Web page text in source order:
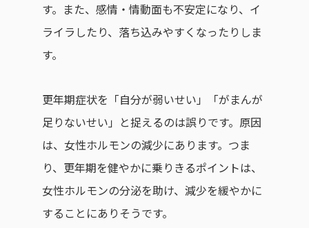
す。また、感情・情動面も不安定になり、イ
ライラしたり、落ち込みやすくなったりしま
す。
更年期症状を「自分が弱いせい」「がまんが
足りないせい」と捉えるのは誤りです。原因
は、女性ホルモンの減少にあります。つま
り、更年期を健やかに乗りきるポイントは、
女性ホルモンの分泌を助け、減少を緩やかに
することにありそうです。